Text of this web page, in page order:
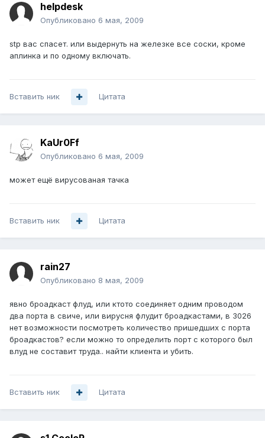
helpdesk
Опубликовано 6 мая, 2009
stp вас спасет. или выдернуть на железке все соски, кроме
аплинка и по одному включать.
Вставить ник Цитата
KaUr0Ff
Опубликовано 6 мая, 2009
может ещё вирусованая тачка
Вставить ник Цитата
rain27
Опубликовано 8 мая, 2009
явно броадкаст флуд, или ктото соединяет одним проводом
два порта в свиче, или вирусня флудит броадкастами, в 3026
нет возможности посмотреть количество пришедших с порта
броадкастов? если можно то определить порт с которого был
влуд не составит труда.. найти клиента и убить.
Вставить ник Цитата